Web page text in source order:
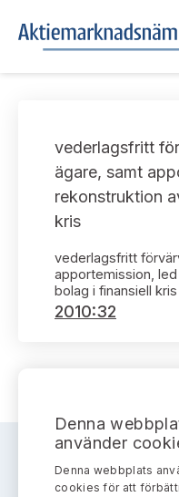
Om oss
Vårt uppdrag
Arbetssätt och
Ledamöter
Huvudmän
UTTALANDEN
Om nämndens
Framställningar och
Uttalanden sorterade
Sök uttalanden
Avgifter
TAKEOVER-REGLER
Takeover-regler för
handelsplattformar
AKTUELLT
Nyheter och
KONTAKT
Kontakt administrativa
vederlagsfritt
ägare, samt
rekonstruktion
kris
vederlagsfritt
apportemission,
bolag i finansiell kris
2010:32
Denna
använder
Denna webbplats
cookies för att